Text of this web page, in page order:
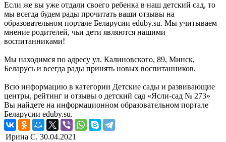
Если же вы уже отдали своего ребенка в наш детский сад, то
мы всегда будем рады прочитать ваши отзывы на
образовательном портале Беларусии eduby.su. Мы учитываем
мнение родителей, чьи дети являются нашими
воспитанниками!
Мы находимся по адресу ул. Калиновского, 89, Минск,
Беларусь и всегда рады принять новых воспитанников.
Всю информацию в категории Детские сады и развивающие
центры, рейтинг и отзывы о детский сад «Ясли-сад № 273»
Вы найдете на информационном образовательном портале
Беларусии eduby.su.
Ирина С. 30.04.2021